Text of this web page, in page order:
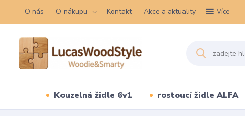
O nás O nákupu Kontakt Akce a aktuality Více
Kouzelná židle 6v1 rostoucí židle ALFA